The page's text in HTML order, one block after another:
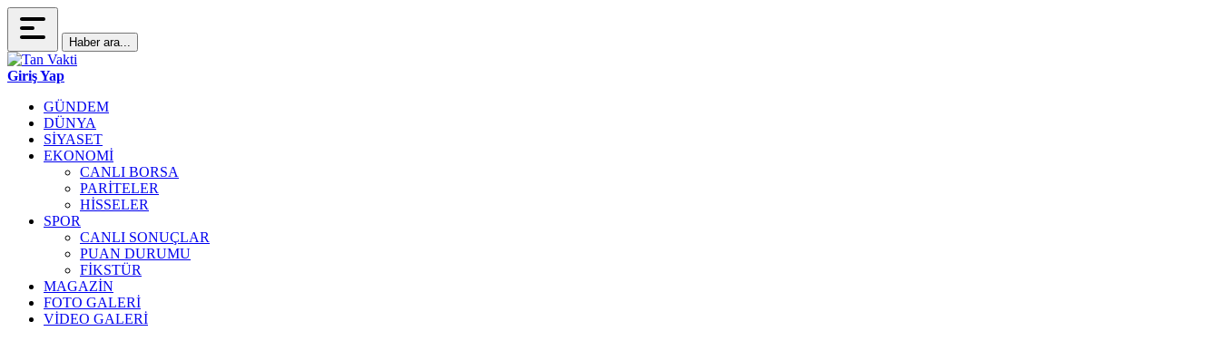
Haber ara...
Giriş Yap
GÜNDEM
DÜNYA
SİYASET
EKONOMİ
CANLI BORSA
PARİTELER
HİSSELER
SPOR
CANLI SONUÇLAR
PUAN DURUMU
FİKSTÜR
MAGAZİN
FOTO GALERİ
VİDEO GALERİ